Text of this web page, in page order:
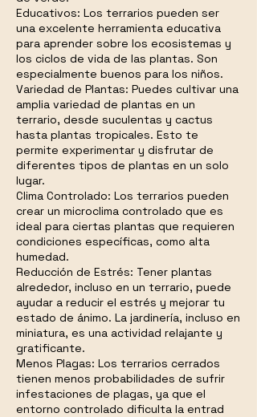
Educativos: Los terrarios pueden ser
una excelente herramienta educativa
para aprender sobre los ecosistemas y
los ciclos de vida de las plantas. Son
especialmente buenos para los niños.
Variedad de Plantas: Puedes cultivar una
amplia variedad de plantas en un
terrario, desde suculentas y cactus
hasta plantas tropicales. Esto te
permite experimentar y disfrutar de
diferentes tipos de plantas en un solo
lugar.
Clima Controlado: Los terrarios pueden
crear un microclima controlado que es
ideal para ciertas plantas que requieren
condiciones específicas, como alta
humedad.
Reducción de Estrés: Tener plantas
alrededor, incluso en un terrario, puede
ayudar a reducir el estrés y mejorar tu
estado de ánimo. La jardinería, incluso en
miniatura, es una actividad relajante y
gratificante.
Menos Plagas: Los terrarios cerrados
tienen menos probabilidades de sufrir
infestaciones de plagas, ya que el
entorno controlado dificulta la entrad